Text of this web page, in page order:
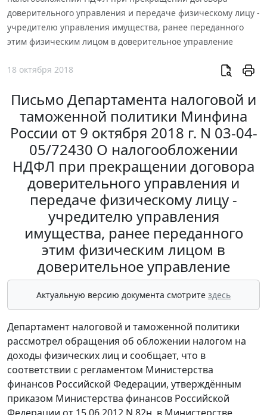
доверительного управления и передаче физическому лицу -
учредителю управления имущества, ранее переданного
этим физическим лицом в доверительное управление
18 октября 2018
Письмо Департамента налоговой и
таможенной политики Минфина
России от 9 октября 2018 г. N 03-04-
05/72430 О налогообложении
НДФЛ при прекращении договора
доверительного управления и
передаче физическому лицу -
учредителю управления
имущества, ранее переданного
этим физическим лицом в
доверительное управление
Актуальную версию документа смотрите здесь
Департамент налоговой и таможенной политики
рассмотрел обращения об обложении налогом на
доходы физических лиц и сообщает, что в
соответствии с регламентом Министерства
финансов Российской Федерации, утверждённым
приказом Министерства финансов Российской